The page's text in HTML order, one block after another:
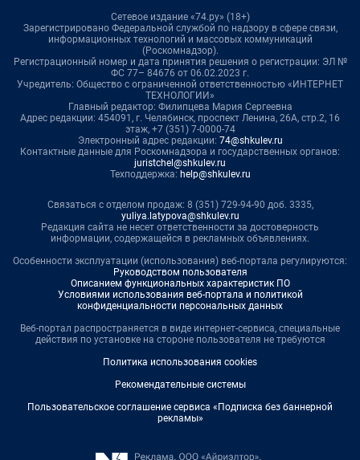
Сетевое издание «74.ру» (18+)
Зарегистрировано Федеральной службой по надзору в сфере связи,
информационных технологий и массовых коммуникаций
(Роскомнадзор).
Регистрационный номер и дата принятия решения о регистрации: ЭЛ №
ФС 77– 84676 от 06.02.2023 г.
Учредитель: Общество с ограниченной ответственностью «ИНТЕРНЕТ
ТЕХНОЛОГИИ»
Главный редактор: Филипцева Мария Сергеевна
Адрес редакции: 454091, г. Челябинск, проспект Ленина, 26А, стр.2, 16
этаж, +7 (351) 7-0000-74
Электронный адрес редакции: 74@shkulev.ru
Контактные данные для Роскомнадзора и государственных органов:
juristchel@shkulev.ru
Техподдержка: help@shkulev.ru
Связаться с отделом продаж: 8 (351) 729-94-90 доб. 3335,
yuliya.latypova@shkulev.ru
Редакция сайта не несет ответственности за достоверность
информации, содержащейся в рекламных объявлениях.
Особенности эксплуатации (использования) веб-портала регулируются:
Руководством пользователя
Описанием функциональных характеристик ПО
Условиями использования веб-портала и политикой
конфиденциальности персональных данных
Веб-портал распространяется в виде интернет-сервиса, специальные
действия по установке на стороне пользователя не требуются
Политика использования cookies
Рекомендательные системы
Пользовательское соглашение сервиса «Подписка без баннерной
рекламы»